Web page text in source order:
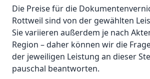
Die Preise für die
Rottweil sind von der gewählten
Sie variieren außerdem je nach
Region – daher können wir die
der jeweiligen Leistung an dieser
pauschal beantworten.